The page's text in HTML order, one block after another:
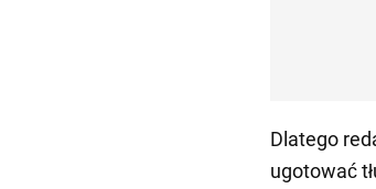
Dlatego
ugotować